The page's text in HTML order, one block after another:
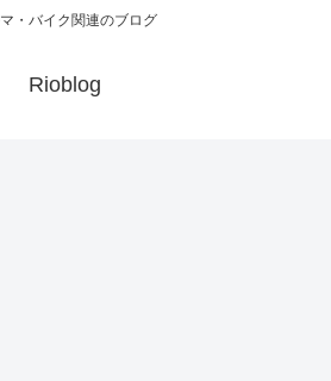
・バイク関連のブログ
Rioblog